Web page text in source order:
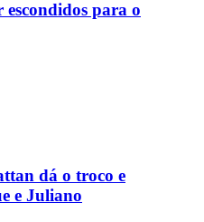
para o
dá o troco e
e Juliano